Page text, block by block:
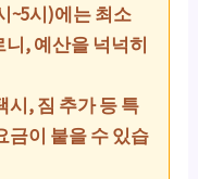
~5시)에는 최소
니, 예산을 넉넉히
시, 짐 추가 등 특
금이 붙을 수 있습